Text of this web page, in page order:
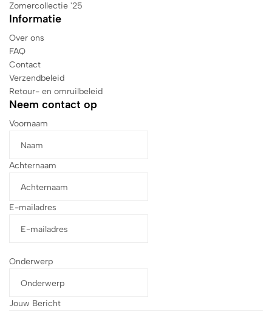
Zomercollectie '25
Informatie
Over ons
FAQ
Contact
Verzendbeleid
Retour- en omruilbeleid
Neem contact op
Voornaam
Achternaam
E-mailadres
Onderwerp
Jouw Bericht